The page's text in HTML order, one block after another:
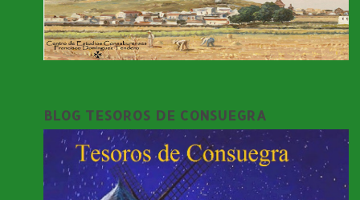
BLOG TESOROS DE CONSUEGRA